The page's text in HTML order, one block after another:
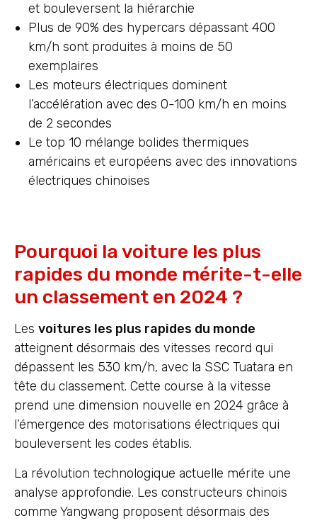
et bouleversent la hiérarchie
Plus de 90% des hypercars dépassant 400
km/h sont produites à moins de 50
exemplaires
Les moteurs électriques dominent
l’accélération avec des 0-100 km/h en moins
de 2 secondes
Le top 10 mélange bolides thermiques
américains et européens avec des innovations
électriques chinoises
Pourquoi la voiture les plus
rapides du monde mérite-t-elle
un classement en 2024 ?
Les voitures les plus rapides du monde
atteignent désormais des vitesses record qui
dépassent les 530 km/h, avec la SSC Tuatara en
tête du classement. Cette course à la vitesse
prend une dimension nouvelle en 2024 grâce à
l’émergence des motorisations électriques qui
bouleversent les codes établis.
La révolution technologique actuelle mérite une
analyse approfondie. Les constructeurs chinois
comme Yangwang proposent désormais des